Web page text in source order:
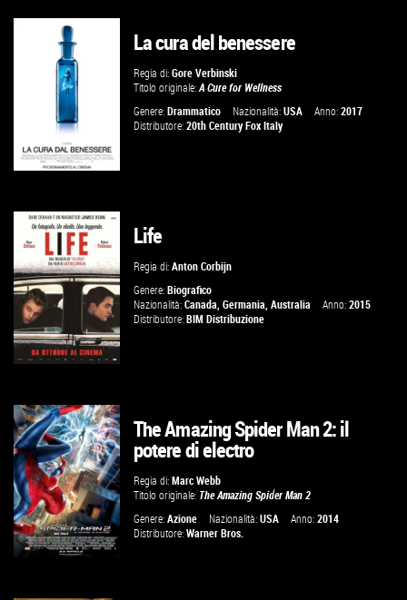
GUARDA IL TRAILER
VAI ALLA SCHEDA
GUARDA IL TRAILER
VAI ALLA SCHEDA
La cura del benessere
Regia di:Gore Verbinski
Titolo originale:A Cure for Wellness
Genere:Drammatico Nazionalità:USA Anno:2017
Distributore:20th Century Fox Italy
GUARDA IL TRAILER
VAI ALLA SCHEDA
Life
Regia di:Anton Corbijn
Genere:Biografico
Nazionalità:Canada,Germania,Australia Anno:2015
Distributore:BIM Distribuzione
The Amazing Spider Man 2: il
potere di electro
Regia di:Marc Webb
Titolo originale: The Amazing Spider Man 2
Genere:Azione Nazionalità:USA Anno:2014
Distributore:Warner Bros.